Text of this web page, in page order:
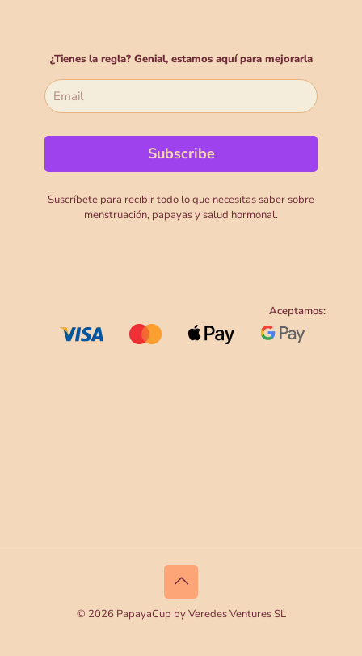
¿Tienes la regla? Genial, estamos aquí para mejorarla
Suscríbete para recibir todo lo que necesitas saber sobre
menstruación, papayas y salud hormonal.
Aceptamos:
© 2026 PapayaCup by Veredes Ventures SL